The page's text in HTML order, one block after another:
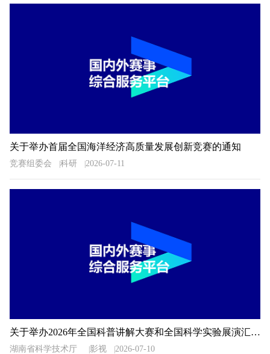
关于举办首届全国海洋经济高质量发展创新竞赛的通知
竞赛组委会 科研 2026-07-11
关于举办2026年全国科普讲解大赛和全国科学实验展演汇演活动湖南预选赛的通知
湖南省科学技术厅 影视 2026-07-10